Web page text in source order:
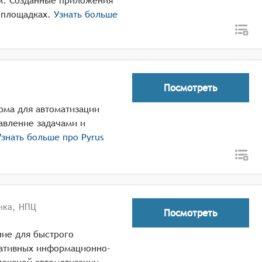
Узнать больше
для автоматизации
задачами и
больше про Pyrus
Посмотреть
НПЦ
для быстрого
информационно-
Посмотреть